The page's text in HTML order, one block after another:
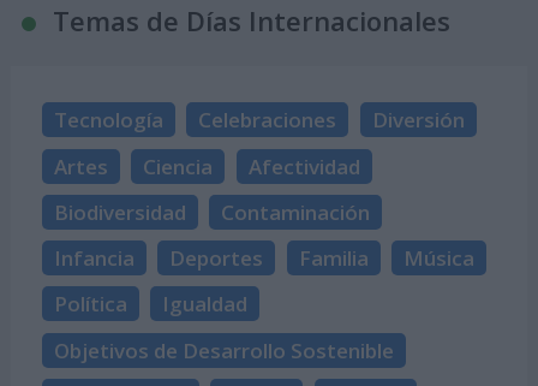
Temas de Días Internacionales
Tecnología Celebraciones
Diversión
Artes
Ciencia
Afectividad
Biodiversidad
Contaminación
Infancia
Deportes Familia
Música
Política
Igualdad
Objetivos de Desarrollo Sostenible